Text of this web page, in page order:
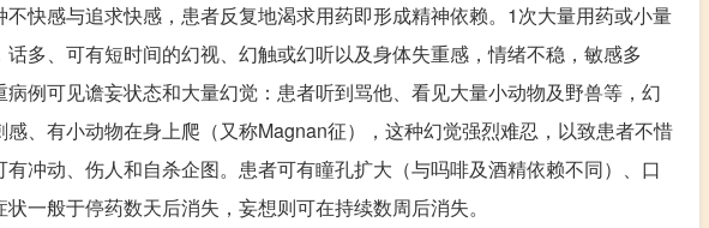
快感与追求快感，患者反复地渴求用药即形成精神依赖。1次大量用药或小量
多、可有短时间的幻视、幻触或幻听以及身体失重感，情绪不稳，敏感多
例可见谵妄状态和大量幻觉：患者听到骂他、看见大量小动物及野兽等，幻
、有小动物在身上爬（又称Magnan征），这种幻觉强烈难忍，以致患者不惜
冲动、伤人和自杀企图。患者可有瞳孔扩大（与吗啡及酒精依赖不同）、口
一般于停药数天后消失，妄想则可在持续数周后消失。